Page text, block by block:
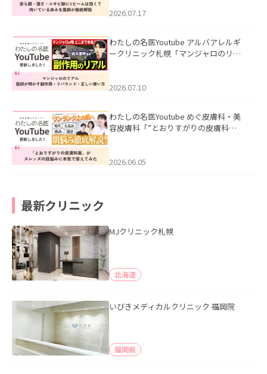
した。
2026.07.17
わたしの名医Youtube アルバアレルギ
ークリニック札幌「マンジャロのリア
た。
2026.07.10
わたしの名医Youtube めぐ皮膚科・美
容皮膚科「”とおりすがりの皮膚科
2026.06.05
最新クリニック
MJクリニック札幌
北海道
いびきメディカルクリニック 福岡院
福岡県